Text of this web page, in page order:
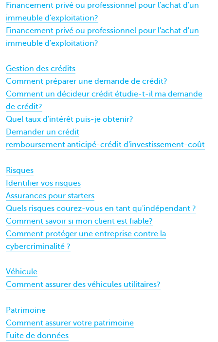
Financement privé ou professionnel pour l'achat d'un
immeuble d'exploitation?
Financement privé ou professionnel pour l'achat d'un
immeuble d'exploitation?
Gestion des crédits
Comment préparer une demande de crédit?
Comment un décideur crédit étudie-t-il ma demande
de crédit?
Quel taux d'intérêt puis-je obtenir?
Demander un crédit
remboursement anticipé-crédit d'investissement-coût
Risques
Identifier vos risques
Assurances pour starters
Quels risques courez-vous en tant qu'indépendant ?
Comment savoir si mon client est fiable?
Comment protéger une entreprise contre la
cybercriminalité ?
Véhicule
Comment assurer des véhicules utilitaires?
Patrimoine
Comment assurer votre patrimoine
Fuite de données